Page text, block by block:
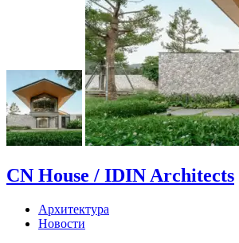
CN House / IDIN Architects
Архитектура
Новости